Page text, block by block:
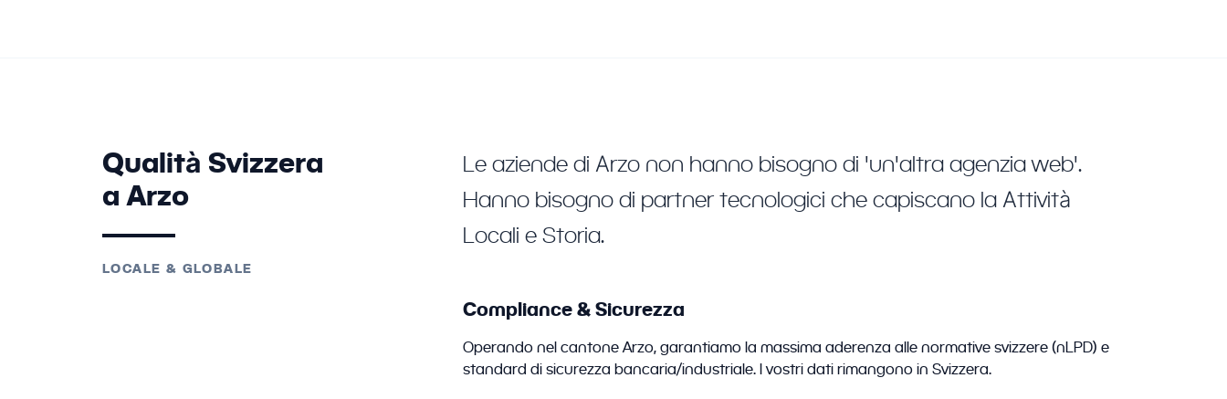
Qualità Svizzera
a Arzo
LOCALE & GLOBALE
Le aziende di Arzo non hanno bisogno di 'un'altra agenzia web'.
Hanno bisogno di partner tecnologici che capiscano la Attività
Locali e Storia.
Compliance & Sicurezza
Operando nel cantone Arzo, garantiamo la massima aderenza alle normative svizzere (nLPD) e
standard di sicurezza bancaria/industriale. I vostri dati rimangono in Svizzera.